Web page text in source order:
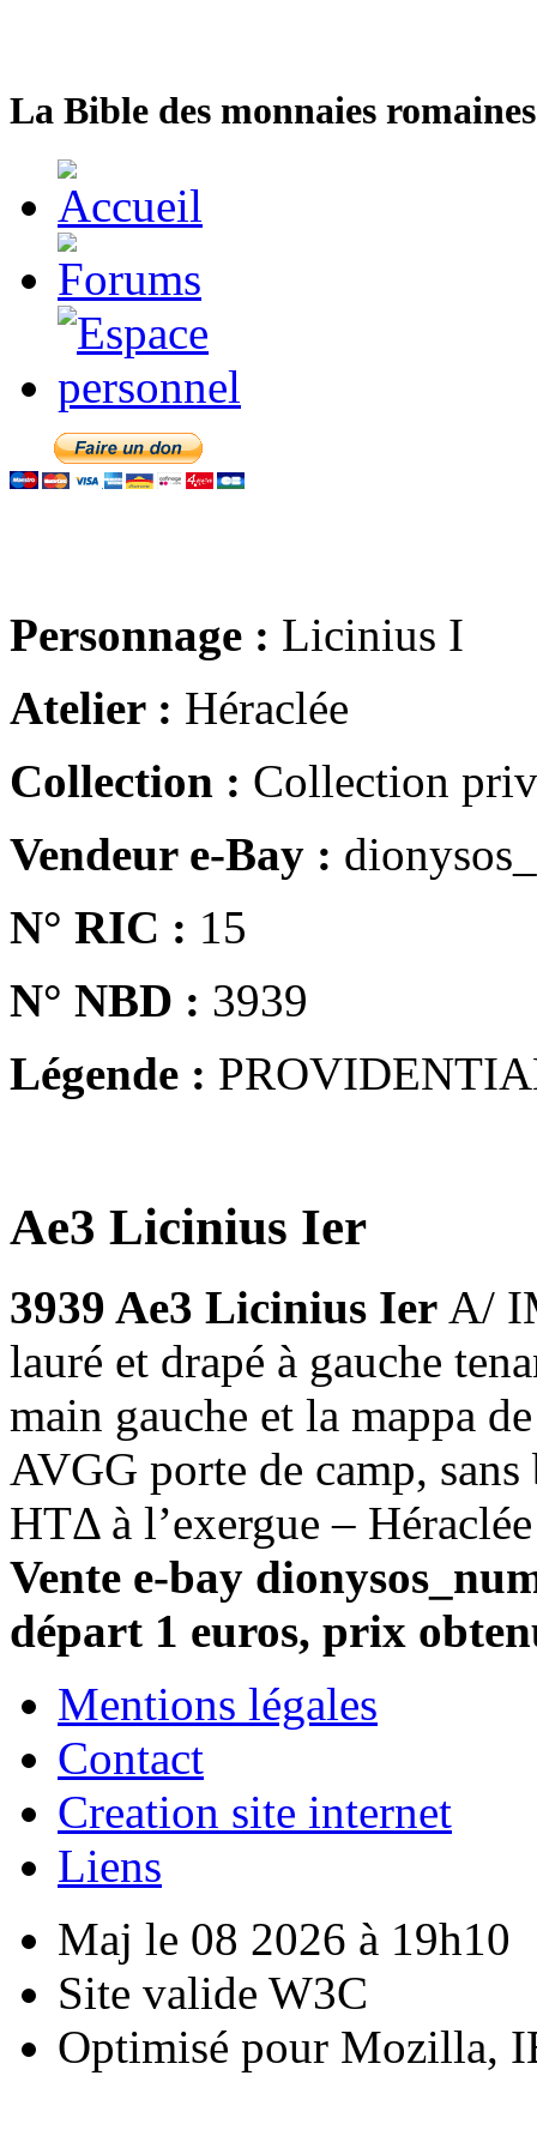
La Bible des monnaies
Personnage : Licinius I
Atelier : Héraclée
Collection : Collection
Vendeur e-Bay :
N° RIC : 15
N° NBD : 3939
Légende :
Ae3 Licinius Ier
3939 Ae3 Licinius Ier A/
lauré et drapé à gauche
main gauche et la mappa
AVGG porte de camp,
HTΔ à l’exergue –
Vente e-bay
départ 1 euros, prix
Mentions légales
Contact
Creation site internet
Liens
Maj le 08 2026 à 19h10
Site valide W3C
Optimisé pour Mozilla,